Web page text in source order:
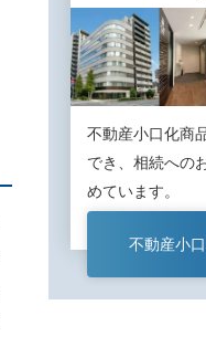
不動産⼩⼝化商
でき、相続への
めています。
不動産⼩